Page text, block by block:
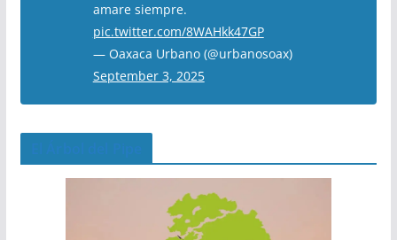
amare siempre.
pic.twitter.com/8WAHkk47GP
— Oaxaca Urbano (@urbanosoax)
September 3, 2025